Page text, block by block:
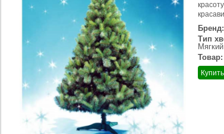
Бренд:
Тип
Товар:
Купить